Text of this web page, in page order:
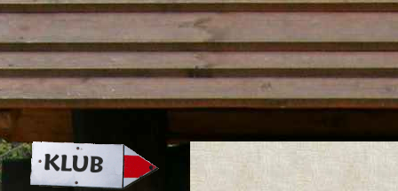
strona w naprawie zapraszamy